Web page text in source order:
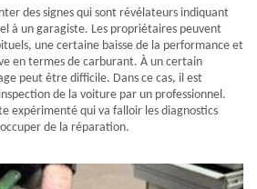
des signes qui sont révélateurs indiquant
à un garagiste. Les propriétaires peuvent
une certaine baisse de la performance et
en termes de carburant. À un certain
peut être difficile. Dans ce cas, il est
de la voiture par un professionnel.
expérimenté qui va falloir les diagnostics
de la réparation.